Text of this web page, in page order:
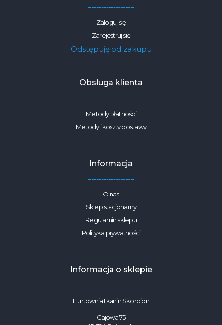
Zaloguj się
Zarejestruj się
Odstępuję od zakupu
Obsługa klienta
Metody płatności
Metody i koszty dostawy
Informacja
O nas
Sklep stacjonarny
Regulamin sklepu
Polityka prywatności
Informacja o sklepie
Hurtownia tkanin Skorpion
Gajowa 75